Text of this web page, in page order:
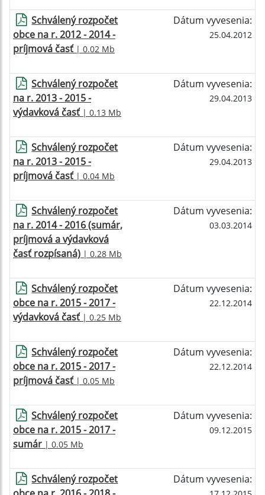
Schválený rozpočet
obce na r. 2012 - 2014 -
príjmová časť| 0.02 Mb
Dátum vyvesenia:
25.04.2012
Schválený rozpočet
na r. 2013 - 2015 -
výdavková časť| 0.13 Mb
Dátum vyvesenia:
29.04.2013
Schválený rozpočet
na r. 2013 - 2015 -
príjmová časť| 0.04 Mb
Dátum vyvesenia:
29.04.2013
Schválený rozpočet
na r. 2014 - 2016 (sumár,
príjmová a výdavková
časť rozpísaná) | 0.28 Mb
Dátum vyvesenia:
03.03.2014
Schválený rozpočet
obce na r. 2015 - 2017 -
výdavková časť| 0.25 Mb
Dátum vyvesenia:
22.12.2014
Schválený rozpočet
obce na r. 2015 - 2017 -
príjmová časť| 0.05 Mb
Dátum vyvesenia:
22.12.2014
Schválený rozpočet
obce na r. 2015 - 2017 -
sumár | 0.05 Mb
Dátum vyvesenia:
09.12.2015
Schválený rozpočet
Dátum vyvesenia: